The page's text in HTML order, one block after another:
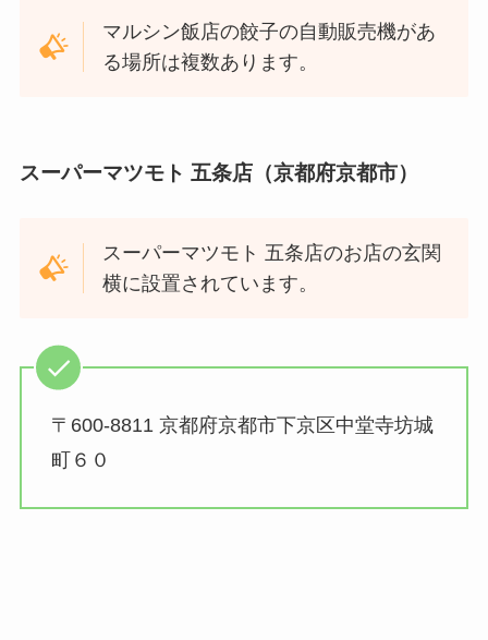
マルシン飯店の餃子の自動販売機があ
る場所は複数あります。
スーパーマツモト 五条店（京都府京都市）
スーパーマツモト 五条店のお店の玄関
横に設置されています。
〒600-8811 京都府京都市下京区中堂寺坊城
町６０